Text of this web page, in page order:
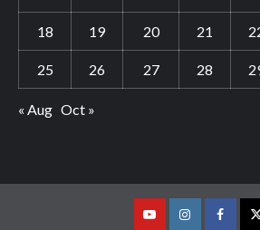
18 19 20 21
25 26 27 28
« Aug Oct »